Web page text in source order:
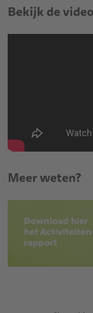
Bekijk de video
Meer weten?